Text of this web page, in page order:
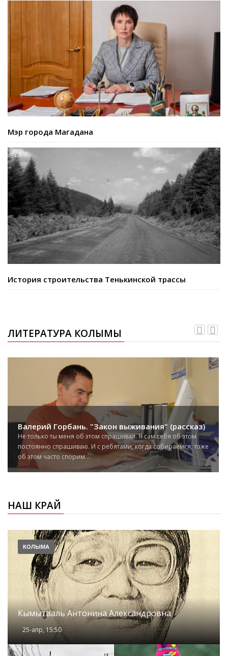
Мэр города Магадана
История строительства Тенькинской трассы
ЛИТЕРАТУРА КОЛЫМЫ
Валерий Горбань. "Закон выживания" (рассказ)
Не только ты меня об этом спрашивал. Я сам себя об этом
постоянно спрашиваю. И с ребятами, когда собираемся, тоже
об этом часто спорим....
НАШ КРАЙ
КОЛЫМА
Кымытваль Антонина Александровна
25-апр, 15:50